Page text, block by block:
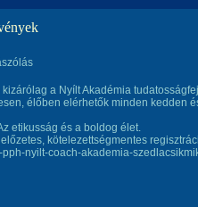
a Nyílt Akadémia
élőben elérhetők minden kedden
etikusság és a boldog élet.
kötelezettségmentes
nyilt-coach-akademia-